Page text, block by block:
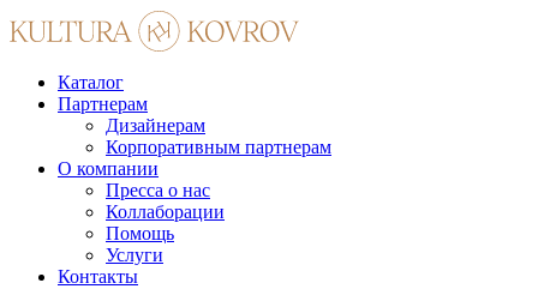
Каталог
Партнерам
Дизайнерам
Корпоративным партнерам
О компании
Пресса о нас
Коллаборации
Помощь
Услуги
Контакты